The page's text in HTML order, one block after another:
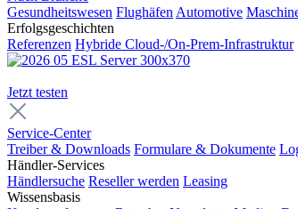
Gesundheitswesen Flughäfen Automotive
Erfolgsgeschichten
Referenzen Hybride Cloud-/On-Prem-Infrastruktur
Jetzt testen
Service-Center
Treiber & Downloads Formulare & Dokumente
Händler-Services
Händlersuche Reseller werden Leasing
Wissensbasis